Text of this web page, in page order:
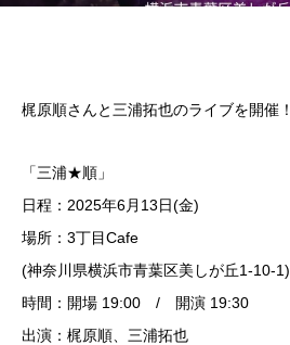
梶原順さんと三浦拓也のライブを開催！
「三浦★順」
日程：2025年6月13日(金)
場所：3丁目Cafe
(神奈川県横浜市青葉区美しが丘1-10-1)
時間：開場 19:00 / 開演 19:30
出演：梶原順、三浦拓也